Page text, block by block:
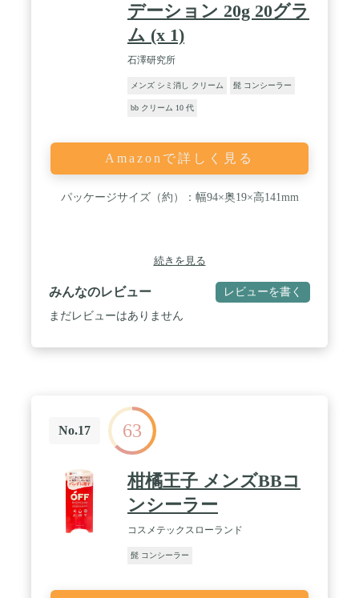
デーション 20g 20グラ
ム (x 1)
石澤研究所
メンズ シミ消し クリーム 髭 コンシーラー
bb クリーム 10 代
Amazonで詳しく見る
パッケージサイズ（約）：幅94×奥19×高141mm
続きを見る
みんなのレビュー レビューを書く
まだレビューはありません
No.17 63
柑橘王子 メンズBBコ
ンシーラー
コスメテックスローランド
髭 コンシーラー